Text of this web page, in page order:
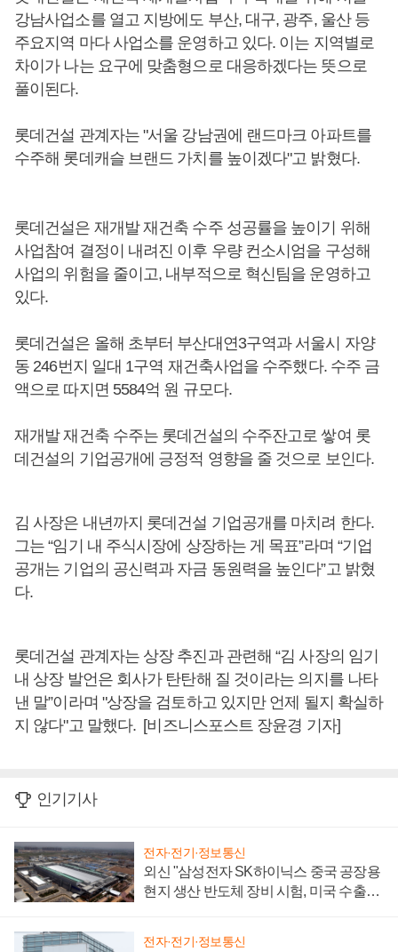
강남사업소를 열고 지방에도 부산, 대구, 광주, 울산 등
주요지역 마다 사업소를 운영하고 있다. 이는 지역별로
차이가 나는 요구에 맞춤형으로 대응하겠다는 뜻으로
풀이된다.
롯데건설 관계자는 "서울 강남권에 랜드마크 아파트를
수주해 롯데캐슬 브랜드 가치를 높이겠다"고 밝혔다.
롯데건설은 재개발 재건축 수주 성공률을 높이기 위해
사업참여 결정이 내려진 이후 우량 컨소시엄을 구성해
사업의 위험을 줄이고, 내부적으로 혁신팀을 운영하고
있다.
롯데건설은 올해 초부터 부산대연3구역과 서울시 자양
동 246번지 일대 1구역 재건축사업을 수주했다. 수주 금
액으로 따지면 5584억 원 규모다.
재개발 재건축 수주는 롯데건설의 수주잔고로 쌓여 롯
데건설의 기업공개에 긍정적 영향을 줄 것으로 보인다.
김 사장은 내년까지 롯데건설 기업공개를 마치려 한다.
그는 “임기 내 주식시장에 상장하는 게 목표”라며 “기업
공개는 기업의 공신력과 자금 동원력을 높인다”고 밝혔
다.
롯데건설 관계자는 상장 추진과 관련해 “김 사장의 임기
내 상장 발언은 회사가 탄탄해 질 것이라는 의지를 나타
낸 말”이라며 "상장을 검토하고 있지만 언제 될지 확실하
지 않다"고 말했다. [비즈니스포스트 장윤경 기자]
인기기사
전자·전기·정보통신
외신 "삼성전자 SK하이닉스 중국 공장용
현지 생산 반도체 장비 시험, 미국 수출통
전자·전기·정보통신